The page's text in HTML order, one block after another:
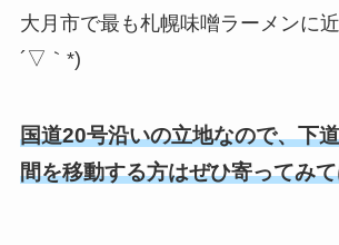
大月市で最も札幌味噌ラーメンに
´▽｀*)
国道20号沿いの立地なので、下
間を移動する方はぜひ寄ってみ